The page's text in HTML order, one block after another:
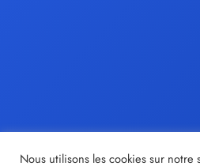
Nous utilisons les cookies sur notre